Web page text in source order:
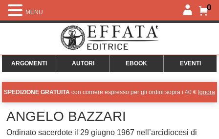
0
ARGOMENTI AUTORI EBOOK EVENTI
SPEDIZIONE GRATUITA con corriere espresso per gli ordini sopra i 40 € Ignora
ANGELO BAZZARI
Ordinato sacerdote il 29 giugno 1967 nell’arcidiocesi di
MENU